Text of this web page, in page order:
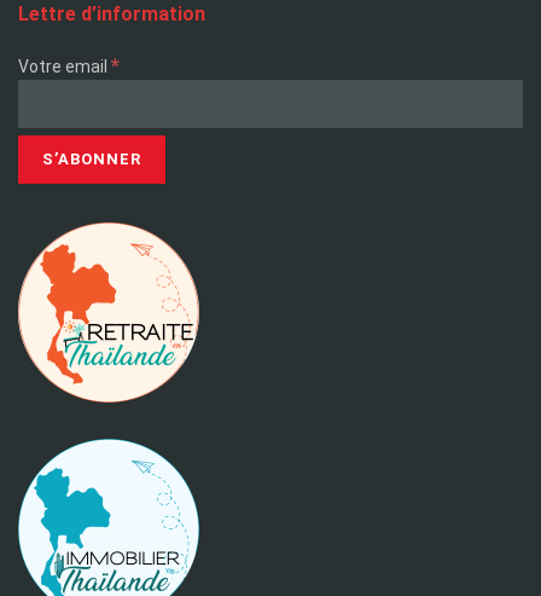
Lettre d’information
Votre email *